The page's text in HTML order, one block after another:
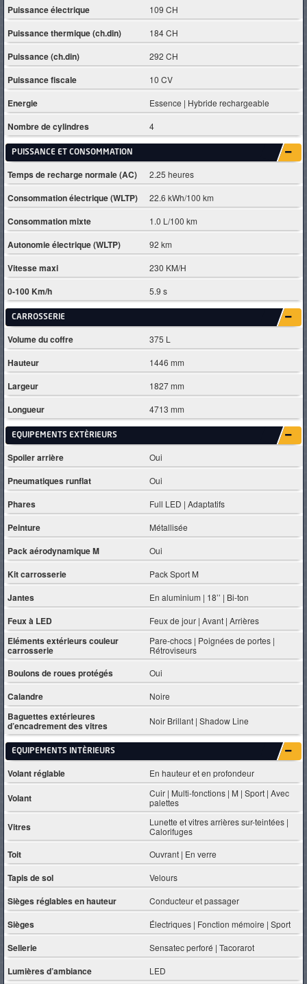
Puissance électrique 109 CH
Puissance thermique (ch.din) 184 CH
Puissance (ch.din) 292 CH
Puissance fiscale 10 CV
Energie Essence | Hybride rechargeable
Nombre de cylindres 4
PUISSANCE ET CONSOMMATION
Temps de recharge normale (AC) 2.25 heures
Consommation électrique (WLTP) 22.6 kWh/100 km
Consommation mixte 1.0 L/100 km
Autonomie électrique (WLTP) 92 km
Vitesse maxi 230 KM/H
0-100 Km/h 5.9 s
CARROSSERIE
Volume du coffre 375 L
Hauteur 1446 mm
Largeur 1827 mm
Longueur 4713 mm
EQUIPEMENTS EXTÈRIEURS
Spoiler arrière Oui
Pneumatiques runflat Oui
Phares Full LED | Adaptatifs
Peinture Métallisée
Pack aérodynamique M Oui
Kit carrosserie Pack Sport M
Jantes En aluminium | 18’’ | Bi-ton
Feux à LED Feux de jour | Avant | Arrières
Eléments extérieurs couleur
carrosserie
Pare-chocs | Poignées de portes |
Rétroviseurs
Boulons de roues protégés Oui
Calandre Noire
Baguettes extérieures
d’encadrement des vitres Noir Brillant | Shadow Line
EQUIPEMENTS INTÈRIEURS
Volant réglable En hauteur et en profondeur
Volant
Cuir | Multi-fonctions | M | Sport | Avec
palettes
Vitres
Lunette et vitres arrières sur-teintées |
Calorifuges
Toit Ouvrant | En verre
Tapis de sol Velours
Sièges réglables en hauteur Conducteur et passager
Sièges Électriques | Fonction mémoire | Sport
Sellerie Sensatec perforé | Tacorarot
Lumières d’ambiance LED